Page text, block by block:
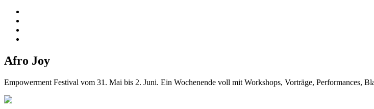
Afro Joy
Empowerment Festival vom 31. Mai bis 2. Juni. Ein Wochenende voll mit Workshops, Vorträge, Performances,